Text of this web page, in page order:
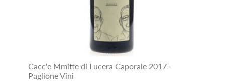
Cacc'e Mmitte di Lucera Caporale 2017 -
Paglione Vini